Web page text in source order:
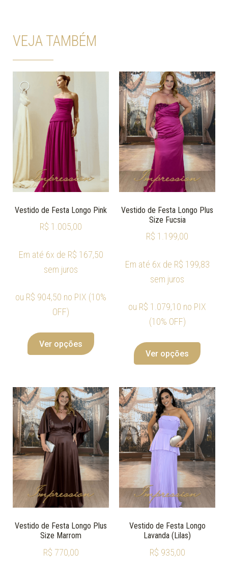
VEJA TAMBÉM
Vestido de Festa Longo Pink
R$ 1.005,00
Em até 6x de R$ 167,50
sem juros
ou R$ 904,50 no PIX (10%
OFF)
Ver opções
Vestido de Festa Longo Plus
Size Fucsia
R$ 1.199,00
Em até 6x de R$ 199,83
sem juros
ou R$ 1.079,10 no PIX
(10% OFF)
Ver opções
Vestido de Festa Longo Plus
Size Marrom
R$ 770,00
Vestido de Festa Longo
Lavanda (Lilas)
R$ 935,00